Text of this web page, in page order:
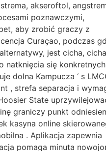
akseroftol,
poznawczymi,
aby zrobić graczy z
Curaçao, podczas
jest cicha,
natknięcia się konkretnych
dolna Kampucza ‘ s
, strefa separacja i
State
graniczy punkt
kasyna online
. Aplikacja zapewnia
pomaga minuta